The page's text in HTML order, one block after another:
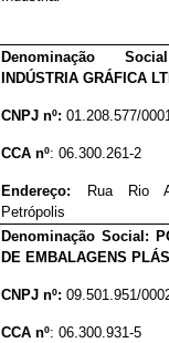
Denominação
INDÚSTRIA GRÁFICA
CNPJ nº:01.208.577/
CCA nº: 06.300.261-2
Endereço:
Rua Rio
Petrópolis
Denominação Social:
DE EMBALAGENS
CNPJ nº:09.501.951/
CCA nº: 06.300.931-5